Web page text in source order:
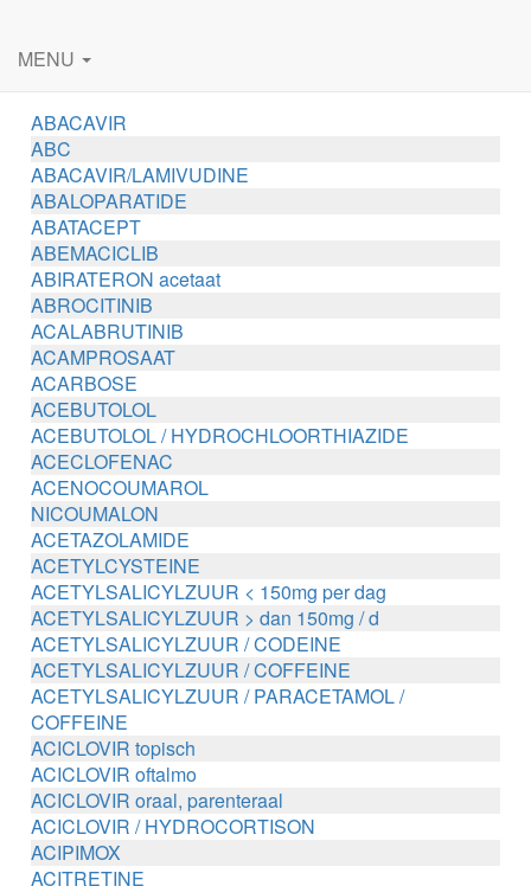
MENU
ABACAVIR
ABC
ABACAVIR/LAMIVUDINE
ABALOPARATIDE
ABATACEPT
ABEMACICLIB
ABIRATERON acetaat
ABROCITINIB
ACALABRUTINIB
ACAMPROSAAT
ACARBOSE
ACEBUTOLOL
ACEBUTOLOL / HYDROCHLOORTHIAZIDE
ACECLOFENAC
ACENOCOUMAROL
NICOUMALON
ACETAZOLAMIDE
ACETYLCYSTEINE
ACETYLSALICYLZUUR < 150mg per dag
ACETYLSALICYLZUUR > dan 150mg / d
ACETYLSALICYLZUUR / CODEINE
ACETYLSALICYLZUUR / COFFEINE
ACETYLSALICYLZUUR / PARACETAMOL /
COFFEINE
ACICLOVIR topisch
ACICLOVIR oftalmo
ACICLOVIR oraal, parenteraal
ACICLOVIR / HYDROCORTISON
ACIPIMOX
ACITRETINE